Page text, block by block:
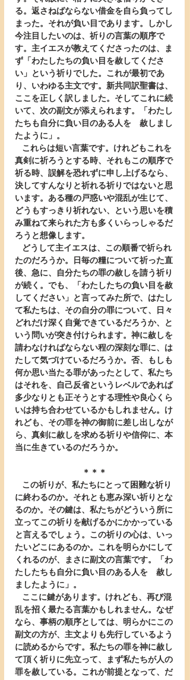
る。返さねばならない借金を自ら負ってし
まった。それが負い目であります。しかし
今注目したいのは、祈りの言葉の順序で
す。主イエスが教えてくださったのは、ま
ず「わたしたちの負い目を赦してくださ
い」という祈りでした。これが最初であ
り、いわゆる主文です。新共同訳聖書は、
ここを正しく訳しました。そしてこれに続
いて、次の副文が添えられます。「わたし
たちも自分に負い目のある人を　赦しまし
たように」。
真剣に祈ろうとする時、それもこの順序で
祈る時、誤解を恐れずに申し上げるなら、
決してすんなりと祈れる祈りではないと思
います。ある種の戸惑いや混乱が生じて、
どうもすっきり祈れない、という思いを積
み重ねて来られた方も多くいらっしゃるだ
ろうと想像します。
たのだろうか。日毎の糧について祈った直
後、急に、自分たちの罪の赦しを請う祈り
が続く。でも、「わたしたちの負い目を赦
してください」と言ってみた所で、はたし
て私たちは、その自分の罪について、日々
どれだけ深く自覚できているだろうか、と
いう問いが突き付けられます。神に赦しを
請わなければならない程の深刻な罪に、は
たして気づけているだろうか。否、もしも
何か思い当たる罪があったとして、私たち
はそれを、自己反省というレベルであれば
多少なりとも正そうとする理性や良心くら
いは持ち合わせているかもしれません。け
れども、その罪を神の御前に差し出しなが
ら、真剣に赦しを求める祈りや信仰に、本
当に生きているのだろうか。
＊＊＊
に終わるのか。それとも恵み深い祈りとな
るのか。その鍵は、私たちがどういう所に
立ってこの祈りを献げるかにかかっている
と言えるでしょう。この祈りの心は、いっ
たいどこにあるのか。これを明らかにして
くれるのが、まさに副文の言葉です。「わ
たしたちも自分に負い目のある人を　赦し
ましたように」。
乱を招く最たる言葉かもしれません。なぜ
なら、事柄の順序としては、明らかにこの
副文の方が、主文よりも先行しているよう
に読めるからです。私たちの罪を神に赦し
て頂く祈りに先立って、まず私たちが人の
罪を赦している。これが前提となって、だ